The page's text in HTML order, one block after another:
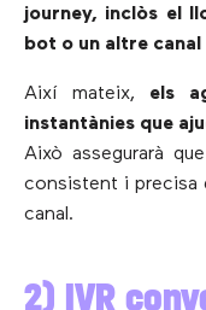
journey, inclòs el
bot o un altre canal
Així mateix, els
instantànies que
Això assegurarà
consistent i precisa
canal.
2) IVR